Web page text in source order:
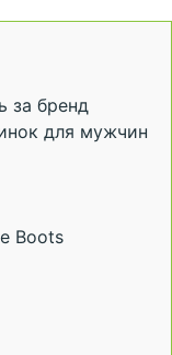
за бренд
для мужчин
Boots